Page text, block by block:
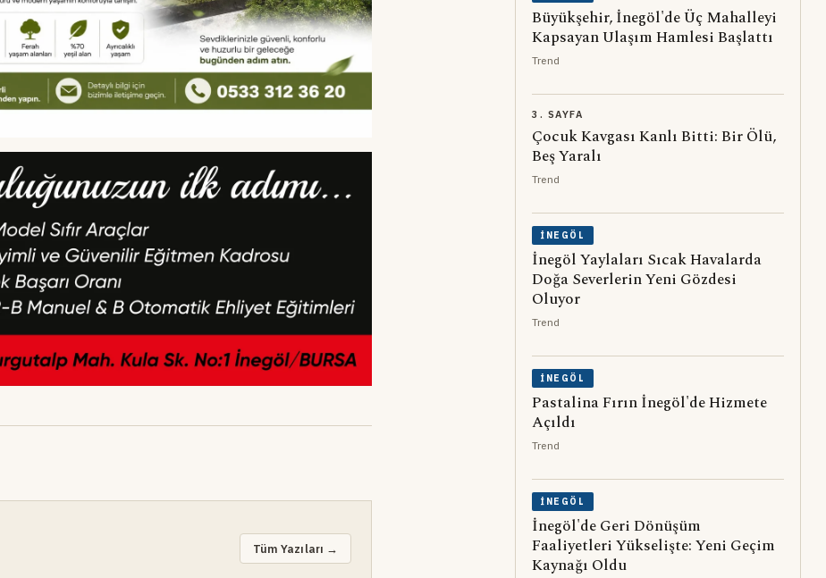
Tüm Yazıları →
Büyükşehir, İnegöl'de Üç Mahalleyi
Kapsayan Ulaşım Hamlesi Başlattı
Trend
3. SAYFA
Çocuk Kavgası Kanlı Bitti: Bir Ölü,
Beş Yaralı
Trend
İNEGÖL
İnegöl Yaylaları Sıcak Havalarda
Doğa Severlerin Yeni Gözdesi
Oluyor
Trend
İNEGÖL
Pastalina Fırın İnegöl'de Hizmete
Açıldı
Trend
İNEGÖL
İnegöl'de Geri Dönüşüm
Faaliyetleri Yükselişte: Yeni Geçim
Kaynağı Oldu